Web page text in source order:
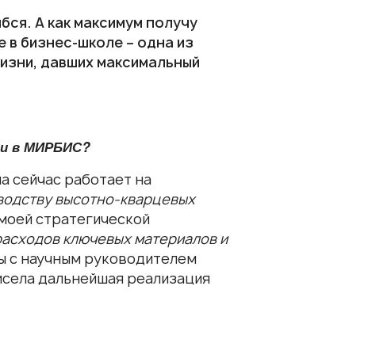
А как максимум получу
в бизнес-школе – одна из
давших максимальный
в МИРБИС?
сейчас работает на
высотно-кварцевых
стратегической
ключевых материалов и
с научным руководителем
дальнейшая реализация